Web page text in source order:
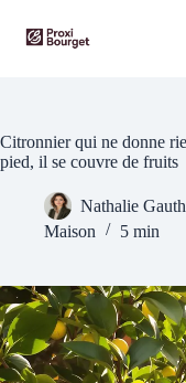
contenu
Citronnier qui ne donne
pied, il se couvre de fruits
Nathalie
Maison
5 min